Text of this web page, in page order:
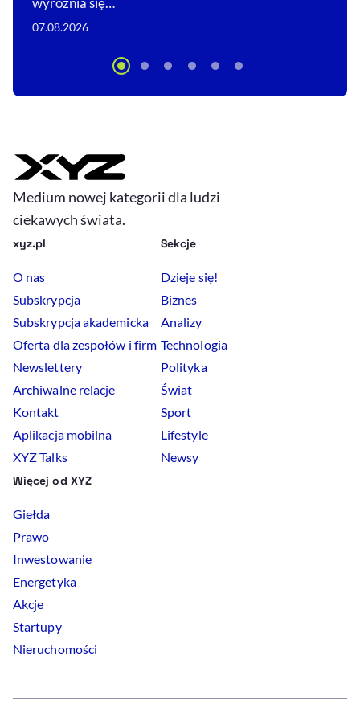
07.08.2026
Medium nowej kategorii dla ludzi
ciekawych świata.
xyz.pl
O nas
Subskrypcja
Subskrypcja akademicka
Oferta dla zespołów i firm
Newslettery
Archiwalne relacje
Kontakt
Aplikacja mobilna
XYZ Talks
Sekcje
Dzieje się!
Biznes
Analizy
Technologia
Polityka
Świat
Sport
Lifestyle
Newsy
Więcej od XYZ
Giełda
Prawo
Inwestowanie
Energetyka
Akcje
Startupy
Nieruchomości